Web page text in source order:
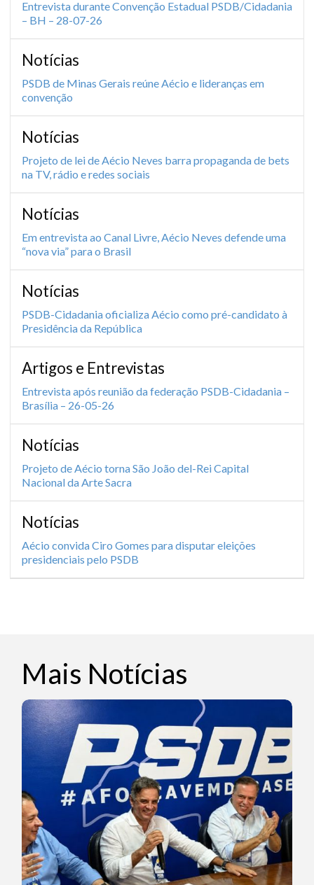
Entrevista durante Convenção Estadual PSDB/Cidadania
– BH – 28-07-26
Notícias
PSDB de Minas Gerais reúne Aécio e lideranças em
convenção
Notícias
Projeto de lei de Aécio Neves barra propaganda de bets
na TV, rádio e redes sociais
Notícias
Em entrevista ao Canal Livre, Aécio Neves defende uma
“nova via” para o Brasil
Notícias
PSDB-Cidadania oficializa Aécio como pré-candidato à
Presidência da República
Artigos e Entrevistas
Entrevista após reunião da federação PSDB-Cidadania –
Brasília – 26-05-26
Notícias
Projeto de Aécio torna São João del-Rei Capital
Nacional da Arte Sacra
Notícias
Aécio convida Ciro Gomes para disputar eleições
presidenciais pelo PSDB
Mais Notícias